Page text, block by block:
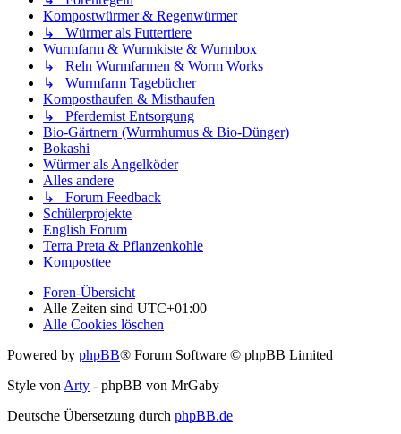
Kompostwürmer & Regenwürmer
↳ Würmer als Futtertiere
Wurmfarm & Wurmkiste & Wurmbox
↳ Reln Wurmfarmen & Worm Works
↳ Wurmfarm Tagebücher
Komposthaufen & Misthaufen
↳ Pferdemist Entsorgung
Bio-Gärtnern (Wurmhumus & Bio-Dünger)
Bokashi
Würmer als Angelköder
Alles andere
↳ Forum Feedback
Schülerprojekte
English Forum
Terra Preta & Pflanzenkohle
Komposttee
Foren-Übersicht
Alle Zeiten sind UTC+01:00
Alle Cookies löschen
Powered by phpBB® Forum Software © phpBB Limited
Style vonArty - phpBB von MrGaby
Deutsche Übersetzung durch phpBB.de